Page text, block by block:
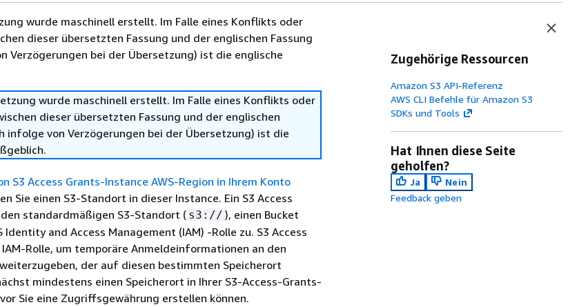
wurde maschinell erstellt. Im Falle eines Konflikts oder
dieser übersetzten Fassung und der englischen Fassung
Verzögerungen bei der Übersetzung) ist die englische
wurde maschinell erstellt. Im Falle eines Konflikts oder
dieser übersetzten Fassung und der englischen
infolge von Verzögerungen bei der Übersetzung) ist die
S3 Access Grants-Instance AWS-Region in Ihrem Konto
Sie einen S3-Standort in dieser Instance. Ein S3 Access
standardmäßigen S3-Standort ( s3:// ), einen Bucket
Identity and Access Management (IAM) -Rolle zu. S3 Access
Rolle, um temporäre Anmeldeinformationen an den
der auf diesen bestimmten Speicherort
mindestens einen Speicherort in Ihrer S3-Access-Grants-
Sie eine Zugriffsgewährung erstellen können.
Zugehörige Ressourcen
Amazon S3 API-Referenz
AWS CLI Befehle für Amazon S3
SDKs und Tools
Hat Ihnen diese Seite
geholfen?
Ja
Nein
Feedback geben